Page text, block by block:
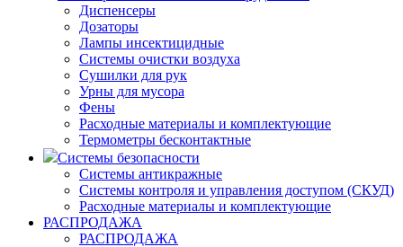
Диспенсеры
Дозаторы
Лампы инсектицидные
Системы очистки воздуха
Сушилки для рук
Урны для мусора
Фены
Расходные материалы и комплектующие
Термометры бесконтактные
Системы безопасности
Системы антикражные
Системы контроля и управления доступом (СКУД)
Расходные материалы и комплектующие
РАСПРОДАЖА
РАСПРОДАЖА